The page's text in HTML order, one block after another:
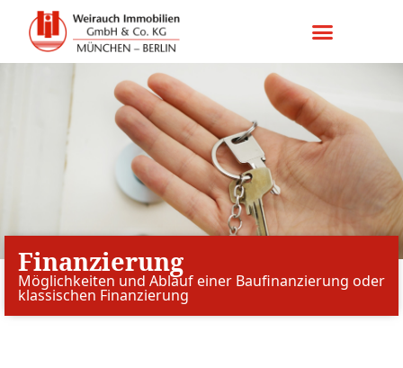
Finanzierung
Möglichkeiten und Ablauf einer Baufinanzierung oder
klassischen Finanzierung